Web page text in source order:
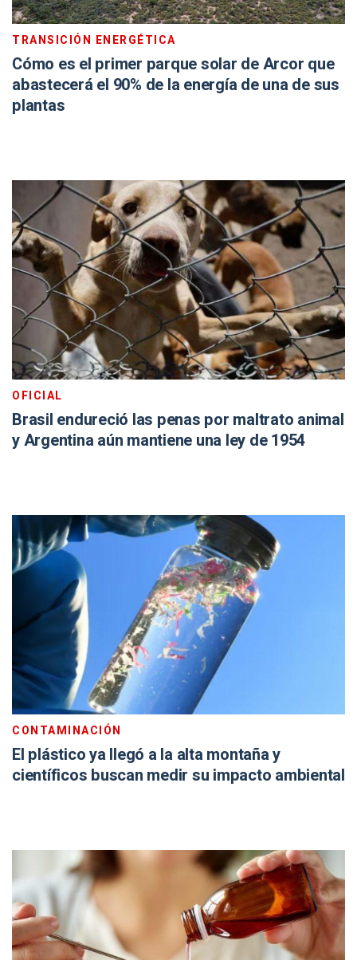
TRANSICIÓN ENERGÉTICA
Cómo es el primer parque solar de Arcor que
abastecerá el 90% de la energía de una de sus
plantas
OFICIAL
Brasil endureció las penas por maltrato animal
y Argentina aún mantiene una ley de 1954
CONTAMINACIÓN
El plástico ya llegó a la alta montaña y
científicos buscan medir su impacto ambiental